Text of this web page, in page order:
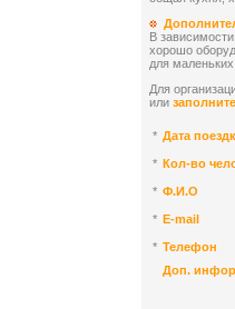
В
хорошо
для маленьких
Для
или
* Дата
* Кол-во
* Ф.И.О
* E-mail
* Телефон
Доп.